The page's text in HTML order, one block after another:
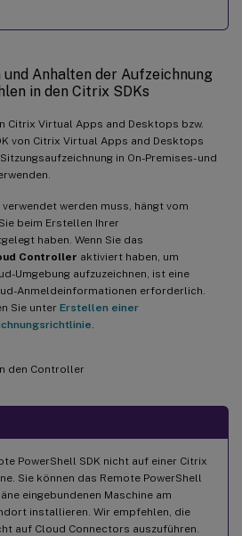
Anhalten der Aufzeichnung
in den Citrix SDKs
Citrix Virtual Apps and Desktops bzw.
von Citrix Virtual Apps and Desktops
in On-Premises- und
werden muss, hängt vom
beim Erstellen Ihrer
haben. Wenn Sie das
Controller aktiviert haben, um
Umgebung aufzuzeichnen, ist eine
Anmeldeinformationen erforderlich.
Sie unter Erstellen einer
PowerShell SDK nicht auf einer Citrix
Sie können das Remote PowerShell
eingebundenen Maschine am
installieren. Wir empfehlen, die
auf Cloud Connectors auszuführen.